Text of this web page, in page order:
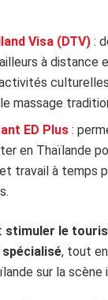
Visa (DTV) :
à distance
massage
ED Plus :
en Thaïlande
travail à temps
stimuler le
spécialisé, tout
sur la scène